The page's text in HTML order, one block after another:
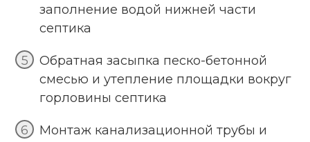
заполнение водой нижней части
септика
Обратная засыпка песко-бетонной
смесью и утепление площадки вокруг
горловины септика
Монтаж канализационной трубы и